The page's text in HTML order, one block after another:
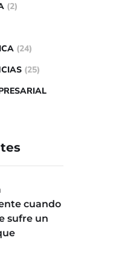
(2)
(24)
(25)
cuando
sufre un